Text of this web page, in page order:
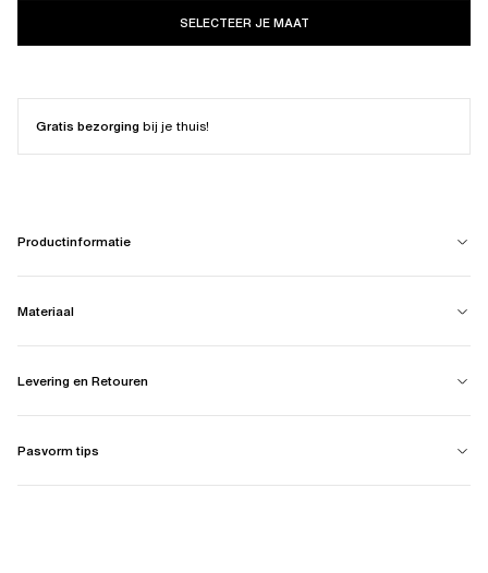
SELECTEER JE MAAT
Gratis bezorgingbij je thuis!
Productinformatie
Materiaal
Levering en Retouren
Pasvorm tips